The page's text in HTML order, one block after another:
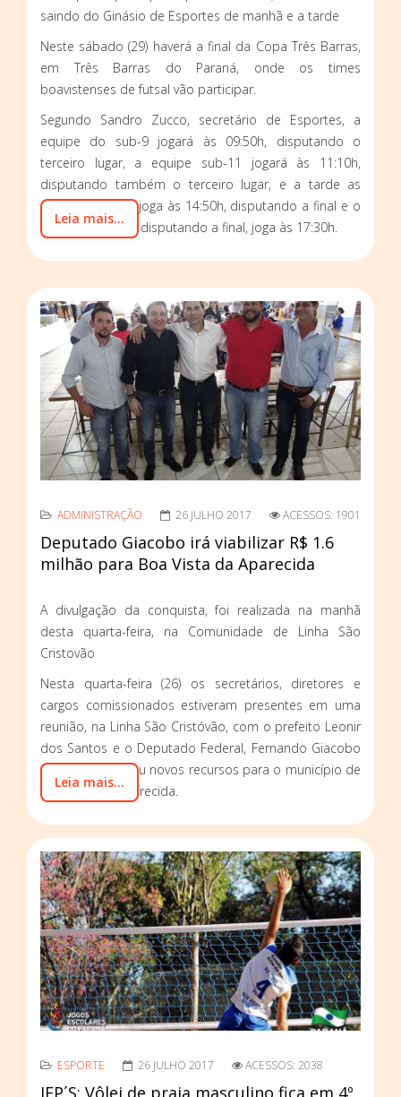
saindo do Ginásio de Esportes de manhã e a tarde
Neste sábado (29) haverá a final da Copa Três Barras,
em Três Barras do Paraná, onde os times
boavistenses de futsal vão participar.
Segundo Sandro Zucco, secretário de Esportes, a
equipe do sub-9 jogará às 09:50h, disputando o
terceiro lugar, a equipe sub-11 jogará às 11:10h,
disputando também o terceiro lugar, e a tarde as
equipes sub-13, joga às 14:50h, disputando a final e o
sub-17, também disputando a final, joga às 17:30h.
Leia mais...
ADMINISTRAÇÃO 26 JULHO 2017 ACESSOS: 1901
Deputado Giacobo irá viabilizar R$ 1.6
milhão para Boa Vista da Aparecida
A divulgação da conquista, foi realizada na manhã
desta quarta-feira, na Comunidade de Linha São
Cristovão
Nesta quarta-feira (26) os secretários, diretores e
cargos comissionados estiveram presentes em uma
reunião, na Linha São Cristóvão, com o prefeito Leonir
dos Santos e o Deputado Federal, Fernando Giacobo
(PR), que anunciou novos recursos para o município de
Boa Vista da Aparecida.
Leia mais...
ESPORTE 26 JULHO 2017 ACESSOS: 2038
JEP´S: Vôlei de praia masculino fica em 4º